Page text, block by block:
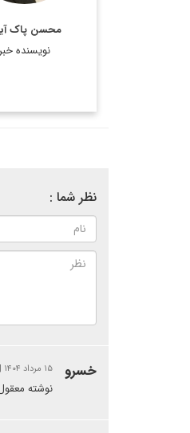
محسن پاک
نویسنده خبر
آغاز کرد و در فاصلۀ
۱۳۶۷ تا ۱۳۷۲ سفیر ایران
...
نظر شما :
خسرو ۱۵ مرداد ۱۴۰۴ | ۱۱:۱۲
نوشته